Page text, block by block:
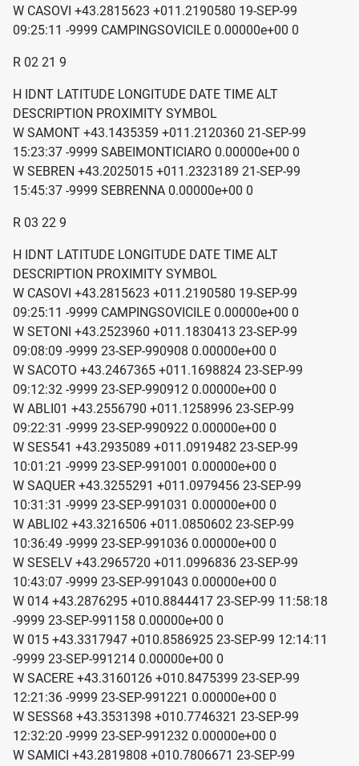
W CASOVI +43.2815623 +011.2190580 19-SEP-99
09:25:11 -9999 CAMPINGSOVICILE 0.00000e+00 0
R 02 21 9
H IDNT LATITUDE LONGITUDE DATE TIME ALT
DESCRIPTION PROXIMITY SYMBOL
W SAMONT +43.1435359 +011.2120360 21-SEP-99
15:23:37 -9999 SABEIMONTICIARO 0.00000e+00 0
W SEBREN +43.2025015 +011.2323189 21-SEP-99
15:45:37 -9999 SEBRENNA 0.00000e+00 0
R 03 22 9
H IDNT LATITUDE LONGITUDE DATE TIME ALT
DESCRIPTION PROXIMITY SYMBOL
W CASOVI +43.2815623 +011.2190580 19-SEP-99
09:25:11 -9999 CAMPINGSOVICILE 0.00000e+00 0
W SETONI +43.2523960 +011.1830413 23-SEP-99
09:08:09 -9999 23-SEP-990908 0.00000e+00 0
W SACOTO +43.2467365 +011.1698824 23-SEP-99
09:12:32 -9999 23-SEP-990912 0.00000e+00 0
W ABLI01 +43.2556790 +011.1258996 23-SEP-99
09:22:31 -9999 23-SEP-990922 0.00000e+00 0
W SES541 +43.2935089 +011.0919482 23-SEP-99
10:01:21 -9999 23-SEP-991001 0.00000e+00 0
W SAQUER +43.3255291 +011.0979456 23-SEP-99
10:31:31 -9999 23-SEP-991031 0.00000e+00 0
W ABLI02 +43.3216506 +011.0850602 23-SEP-99
10:36:49 -9999 23-SEP-991036 0.00000e+00 0
W SESELV +43.2965720 +011.0996836 23-SEP-99
10:43:07 -9999 23-SEP-991043 0.00000e+00 0
W 014 +43.2876295 +010.8844417 23-SEP-99 11:58:18
-9999 23-SEP-991158 0.00000e+00 0
W 015 +43.3317947 +010.8586925 23-SEP-99 12:14:11
-9999 23-SEP-991214 0.00000e+00 0
W SACERE +43.3160126 +010.8475399 23-SEP-99
12:21:36 -9999 23-SEP-991221 0.00000e+00 0
W SESS68 +43.3531398 +010.7746321 23-SEP-99
12:32:20 -9999 23-SEP-991232 0.00000e+00 0
W SAMICI +43.2819808 +010.7806671 23-SEP-99